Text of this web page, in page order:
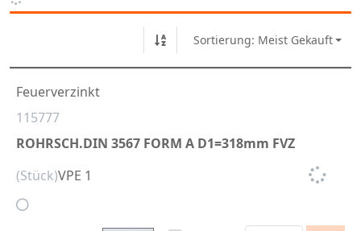
Sortierung: Meist Gekauft
115777
ROHRSCH.DIN 3567 FORM A D1=318mm FVZ
Feuerverzinkt
(Stück)VPE 1